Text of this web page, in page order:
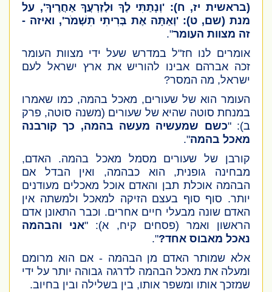
(בראשית יז, ח): 'וְנָתַתִּי לְךָ וּלְזַרְעֲךָ אַחֲרֶיךָ', על
מנת(שם, ט): 'וְאַתָּה אֶת בְּרִיתִי תִשְׁמֹר', ואיזה -
זה מצוות העומר".
אומרים לנו חז"ל במדרש שעל ידי מצוות העומר
זכה אברהם אבינו להוריש את ארץ ישראל לעם
ישראל, מה המסר?
העומר הוא של שעורים, מאכל בהמה, כמו שאמרו
במנחת סוטה שהיא של שעורים(משנה סוטה, פרק
ב): " כשם שמעשיה מעשה בהמה, כך קורבנה
מאכל בהמה".
קורבן של שעורים מסמל מאכל בהמה. האדם,
מבחינה גופנית, הוא כבהמה, ואין הבדל אם
הבהמה אוכלת תבן והאדם אוכל מאכלים מעודנים
יותר. סוף סוף בעצם הזיקה למאכל ולמשתה אין
האדם שונה מבעלי חיים אחרים. וכבר התאונן אדם
הראשון ואמר(פסחים קיח, א): "
אני והבהמה
נאכל מאבוס אחד?".
אלא שמותר האדם מן הבהמה - אם הוא מרומם
ומעלה את מאכל הבהמה לדרגה גבוהה יותר על ידי
שמזכך אותו ומשפר אותו, בין בשלילה ובין בחיוב.